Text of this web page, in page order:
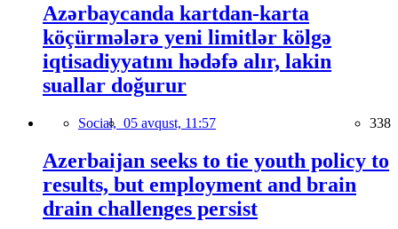
Azərbaycanda kartdan-karta
köçürmələrə yeni limitlər kölgə
iqtisadiyyatını hədəfə alır, lakin
suallar doğurur
Social, 05 avqust, 11:57 338
Azerbaijan seeks to tie youth policy to
results, but employment and brain
drain challenges persist